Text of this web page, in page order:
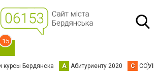
15
курсы Бердянска А Абитуриенту 2020 C